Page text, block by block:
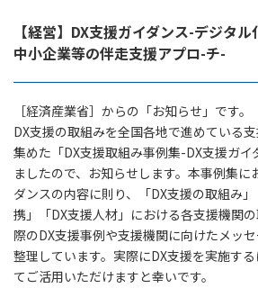
【経営】DX支援ガイダンス-デジタ
中小企業等の伴走支援アプロ-チ-
［経済産業省］からの「お知らせ」です。
DX支援の取組みを全国各地で進めている
集めた「DX支援取組み事例集-DX支援ガ
ましたので、お知らせします。本事例集に
ダンスの内容に則り、「DX支援の取組み
携」「DX支援人材」における各支援機関
際のDX支援事例や支援機関に向けたメッ
整理しています。実際にDX支援を実施す
てご活用いただけますと幸いです。